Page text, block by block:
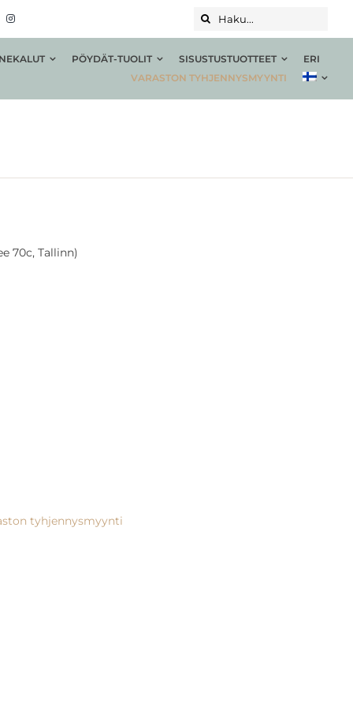
Haku...
PÖYDÄT-TUOLIT SISUSTUSTUOTTEET
ERI
VARASTON TYHJENNYSMYYNTI
70c, Tallinn)
tyhjennysmyynti